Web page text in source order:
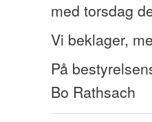
med torsdag
Vi beklager,
På
Bo Rathsach